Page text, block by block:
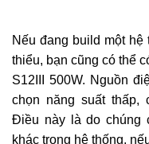
Nếu đang build một
thiểu, bạn cũng có thể
S12III 500W. Nguồn
chọn năng suất thấp,
Điều này là do chúng
khác trong hệ thống,